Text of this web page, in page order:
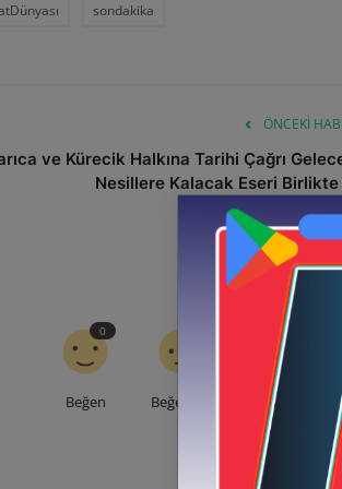
sondakika
ÖNCEKI
ve Kürecik Halkına Tarihi Çağrı
Nesillere Kalacak Eseri Birlikte
Beğen
0
Beğenme Sevgi